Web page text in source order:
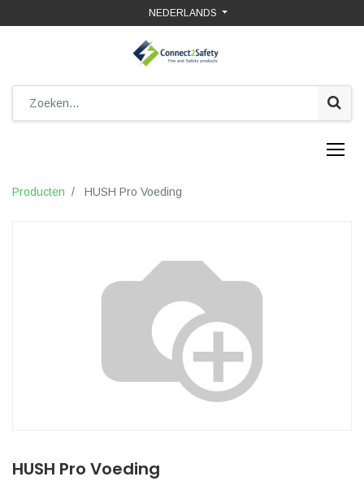
NEDERLANDS
Producten HUSH Pro Voeding
HUSH Pro Voeding